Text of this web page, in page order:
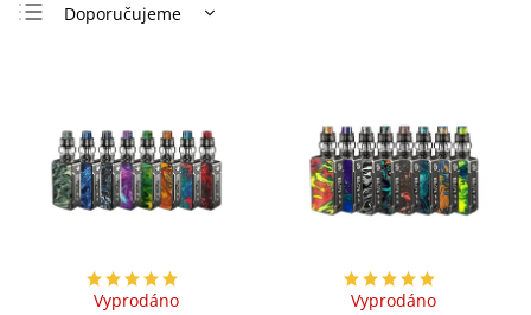
Doporučujeme
Nejprodávanější
Abecedně
Vyprodáno Vyprodáno